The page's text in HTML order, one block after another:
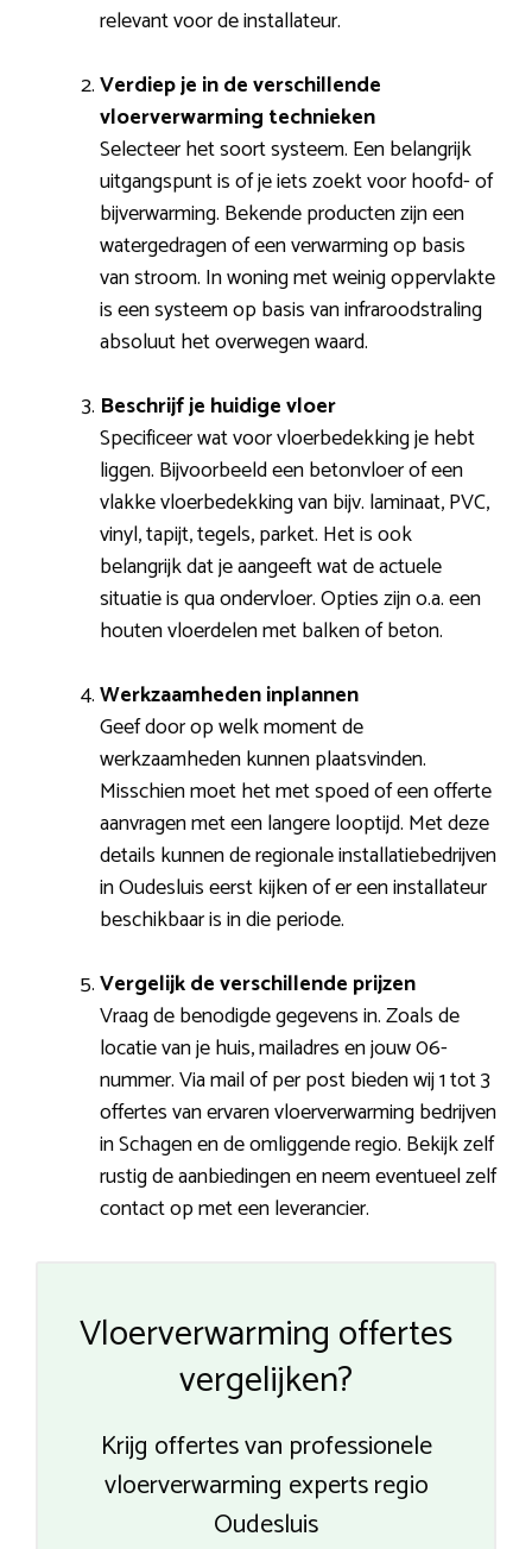
relevant voor de installateur.
Verdiep je in de verschillende
vloerverwarming technieken
Selecteer het soort systeem. Een belangrijk
uitgangspunt is of je iets zoekt voor hoofd- of
bijverwarming. Bekende producten zijn een
watergedragen of een verwarming op basis
van stroom. In woning met weinig oppervlakte
is een systeem op basis van infraroodstraling
absoluut het overwegen waard.
Beschrijf je huidige vloer
Specificeer wat voor vloerbedekking je hebt
liggen. Bijvoorbeeld een betonvloer of een
vlakke vloerbedekking van bijv. laminaat, PVC,
vinyl, tapijt, tegels, parket. Het is ook
belangrijk dat je aangeeft wat de actuele
situatie is qua ondervloer. Opties zijn o.a. een
houten vloerdelen met balken of beton.
Werkzaamheden inplannen
Geef door op welk moment de
werkzaamheden kunnen plaatsvinden.
Misschien moet het met spoed of een offerte
aanvragen met een langere looptijd. Met deze
details kunnen de regionale installatiebedrijven
in Oudesluis eerst kijken of er een installateur
beschikbaar is in die periode.
Vergelijk de verschillende prijzen
Vraag de benodigde gegevens in. Zoals de
locatie van je huis, mailadres en jouw 06-
nummer. Via mail of per post bieden wij 1 tot 3
offertes van ervaren vloerverwarming bedrijven
in Schagen en de omliggende regio. Bekijk zelf
rustig de aanbiedingen en neem eventueel zelf
contact op met een leverancier.
Vloerverwarming offertes
vergelijken?
Krijg offertes van professionele
vloerverwarming experts regio
Oudesluis